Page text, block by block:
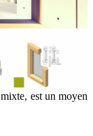
est un moyen